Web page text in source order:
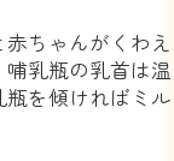
ちゃんがくわ
哺乳瓶の乳首は
を傾ければミ